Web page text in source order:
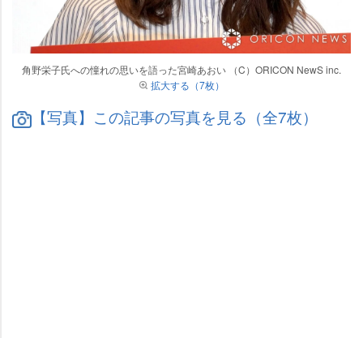
角野栄子氏への憧れの思いを語った宮崎あおい （C）ORICON NewS inc.
拡大する（7枚）
【写真】この記事の写真を見る（全7枚）